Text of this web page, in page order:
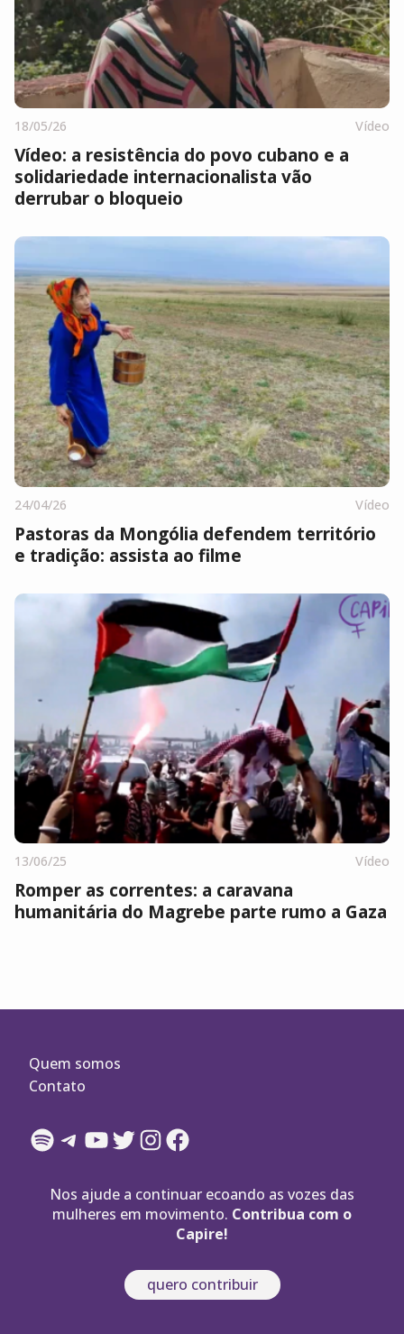
18/05/26 Vídeo
Vídeo: a resistência do povo cubano e a
solidariedade internacionalista vão
derrubar o bloqueio
24/04/26 Vídeo
Pastoras da Mongólia defendem território
e tradição: assista ao filme
13/06/25 Vídeo
Romper as correntes: a caravana
humanitária do Magrebe parte rumo a Gaza
Quem somos
Contato
Spotify
Telegram
YouTube
Twitter
Instagram
Facebook
Nos ajude a continuar ecoando as vozes das
mulheres em movimento. Contribua com o
Capire!
quero contribuir